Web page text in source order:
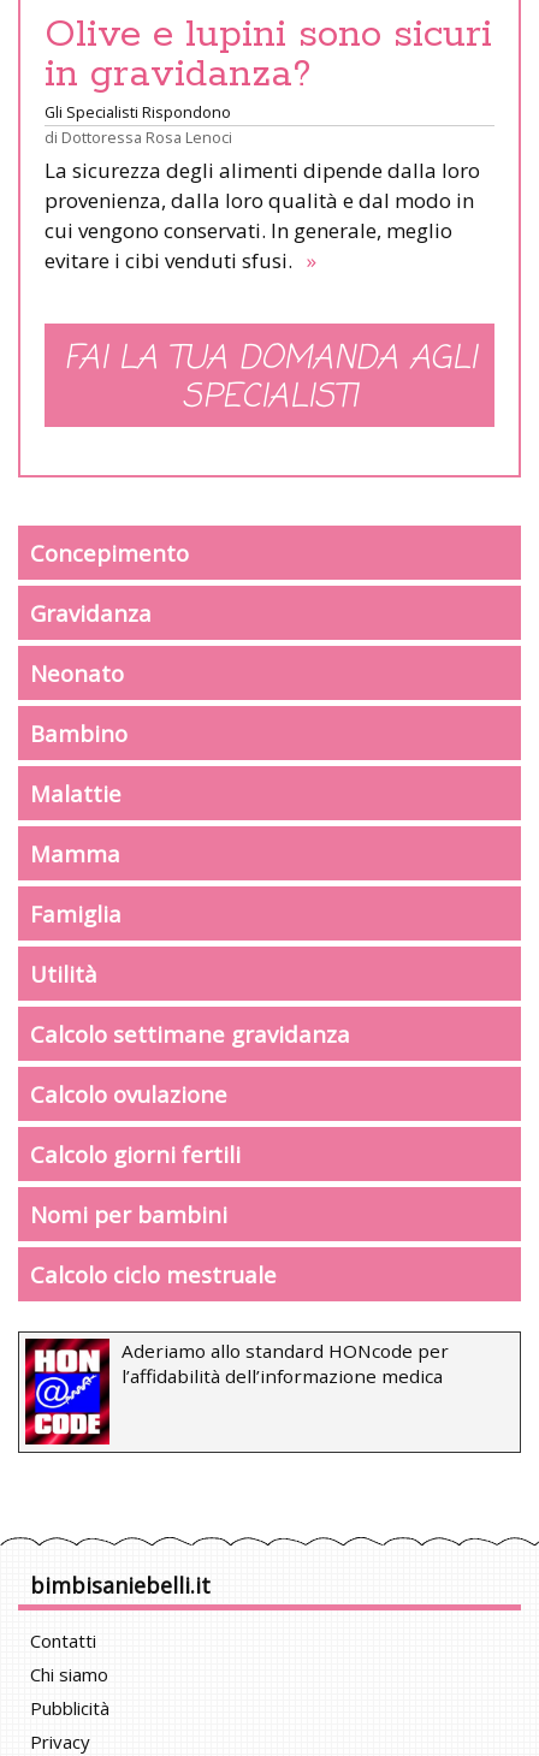
Olive e lupini sono sicuri
in gravidanza?
Gli Specialisti Rispondono
di Dottoressa Rosa Lenoci
La sicurezza degli alimenti dipende dalla loro
provenienza, dalla loro qualità e dal modo in
cui vengono conservati. In generale, meglio
evitare i cibi venduti sfusi. »
FAI LA TUA DOMANDA AGLI
SPECIALISTI
Concepimento
Gravidanza
Neonato
Bambino
Malattie
Mamma
Famiglia
Utilità
Calcolo settimane gravidanza
Calcolo ovulazione
Calcolo giorni fertili
Nomi per bambini
Calcolo ciclo mestruale
Aderiamo allo standard HONcode per
l’affidabilità dell’informazione medica
bimbisaniebelli.it
Contatti
Chi siamo
Pubblicità
Privacy